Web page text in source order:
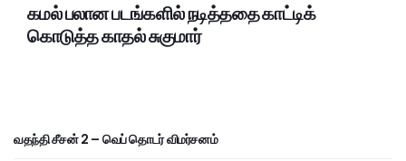
கமல் பலான படங்களில் நடித்ததை காட்டிக்
கொடுத்த காதல் சுகுமார்
வதந்தி சீசன் 2 – வெப் தொடர் விமர்சனம்